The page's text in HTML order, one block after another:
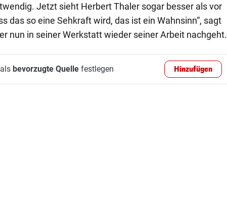
Jetzt sieht Herbert Thaler sogar besser als vor
das so eine Sehkraft wird, das ist ein Wahnsinn“, sagt
nun in seiner Werkstatt wieder seiner Arbeit nachgeht.
bevorzugte Quellefestlegen Hinzufügen